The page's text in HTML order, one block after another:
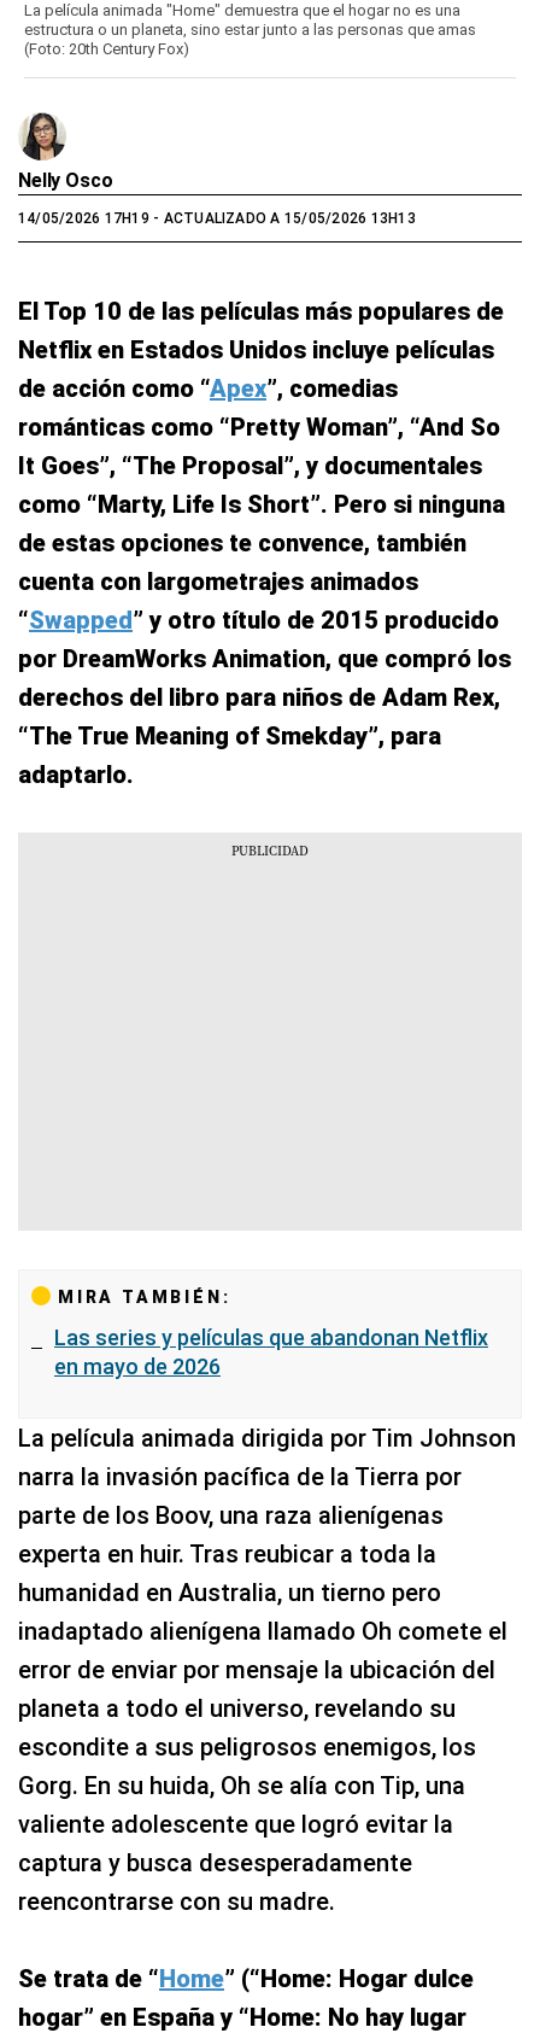
La película animada "Home" demuestra que el hogar no es una
estructura o un planeta, sino estar junto a las personas que amas
(Foto: 20th Century Fox)
Nelly Osco
14/05/2026 17H19 - ACTUALIZADO A 15/05/2026 13H13
El Top 10 de las películas más populares de
Netflix en Estados Unidos incluye películas
de acción como “Apex”, comedias
románticas como “Pretty Woman”, “And So
It Goes”, “The Proposal”, y documentales
como “Marty, Life Is Short”. Pero si ninguna
de estas opciones te convence, también
cuenta con largometrajes animados
“Swapped” y otro título de 2015 producido
por DreamWorks Animation, que compró los
derechos del libro para niños de Adam Rex,
“The True Meaning of Smekday”, para
adaptarlo.
MIRA TAMBIÉN:
Las series y películas que abandonan Netflix
en mayo de 2026
La película animada dirigida por Tim Johnson
narra la invasión pacífica de la Tierra por
parte de los Boov, una raza alienígenas
experta en huir. Tras reubicar a toda la
humanidad en Australia, un tierno pero
inadaptado alienígena llamado Oh comete el
error de enviar por mensaje la ubicación del
planeta a todo el universo, revelando su
escondite a sus peligrosos enemigos, los
Gorg. En su huida, Oh se alía con Tip, una
valiente adolescente que logró evitar la
captura y busca desesperadamente
reencontrarse con su madre.
Se trata de “Home” (“Home: Hogar dulce
hogar” en España y “Home: No hay lugar